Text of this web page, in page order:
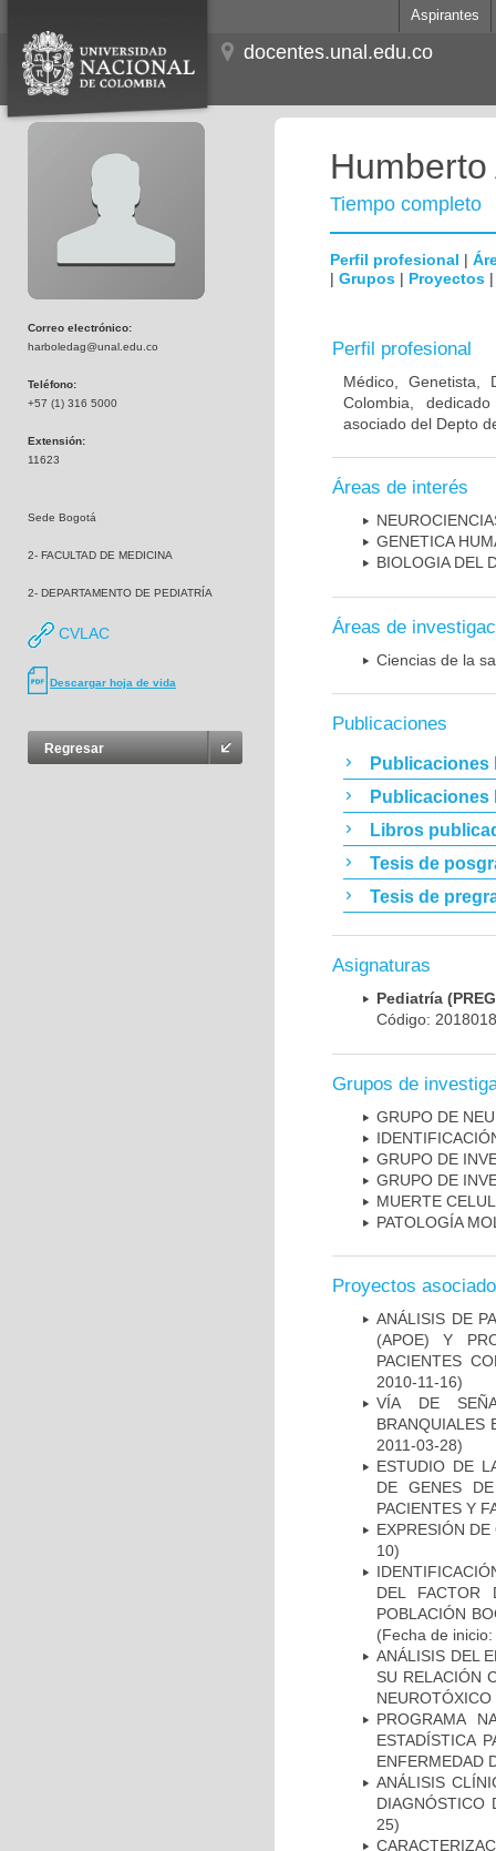
Aspirantes
docentes.unal.edu.co
Correo electrónico:
harboledag@unal.edu.co
Teléfono:
+57 (1) 316 5000
Extensión:
11623
Sede Bogotá
2- FACULTAD DE MEDICINA
2- DEPARTAMENTO DE PEDIATRÍA
CVLAC
Descargar hoja de vida
Regresar
Tiempo completo
Perfil profesional |
| Grupos | Proyectos
Perfil profesional
Médico, Genetista,
Colombia,
asociado del Depto
Áreas de interés
GENETICA
BIOLOGIA DEL
Áreas de
Ciencias de la
Publicaciones
Publicaciones
Publicaciones
Libros
Tesis de
Tesis de
Asignaturas
Pediatría
Código:
Grupos de
GRUPO DE
GRUPO DE
GRUPO DE
MUERTE
PATOLOGÍA
Proyectos
ANÁLISIS DE
(APOE) Y
PACIENTES
2010-11-16)
VÍA DE
BRANQUIALES
2011-03-28)
ESTUDIO DE
DE GENES
PACIENTES Y
EXPRESIÓN
10)
DEL FACTOR
POBLACIÓN
(Fecha de
ANÁLISIS DEL
SU RELACIÓN
NEUROTÓXICO
PROGRAMA
ESTADÍSTICA
ENFERMEDAD
ANÁLISIS
DIAGNÓSTICO
25)